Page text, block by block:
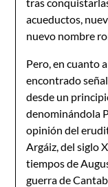
acueductos,
nuevo nom­bre
Pero, en cuanto
encontrado
desde un
denominándola
opinión del
Argáiz, del siglo
tiempos de
guerra de